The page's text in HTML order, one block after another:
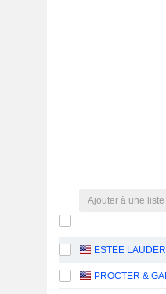
Ajouter à une liste
ESTEE LAUDER